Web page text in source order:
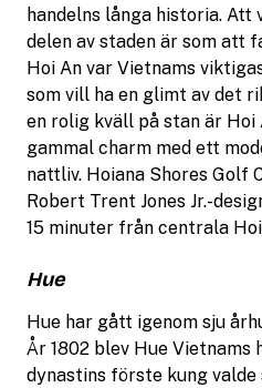
handelns långa historia. Att
delen av staden är som att
Hoi An var Vietnams
som vill ha en glimt av det
en rolig kväll på stan är
gammal charm med ett
nattliv. Hoiana Shores Golf
Robert Trent Jones Jr.-
15 minuter från centrala
Hue
Hue har gått igenom sju
År 1802 blev Hue Vietnams
dynastins förste kung